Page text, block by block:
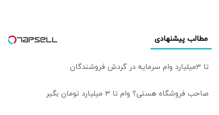
مطالب پیشنهادی
تا 3میلیارد وام سرمایه در گردش فروشندگان
صاحب فروشگاه هستی؟ وام تا ۳ میلیارد تومان بگیر